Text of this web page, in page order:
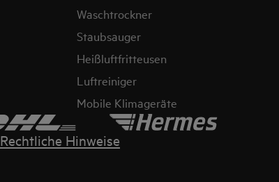
Waschtrockner
Staubsauger
Heißluftfritteusen
Luftreiniger
Mobile Klimageräte
Rechtliche Hinweise